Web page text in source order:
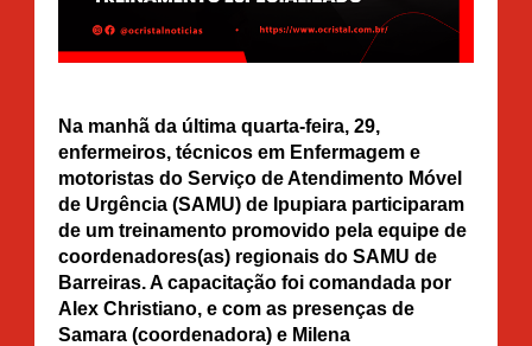
Na manhã da última quarta-feira, 29,
enfermeiros, técnicos em Enfermagem e
motoristas do Serviço de Atendimento Móvel
de Urgência (SAMU) de Ipupiara participaram
de um treinamento promovido pela equipe de
coordenadores(as) regionais do SAMU de
Barreiras. A capacitação foi comandada por
Alex Christiano, e com as presenças de
Samara (coordenadora) e Milena